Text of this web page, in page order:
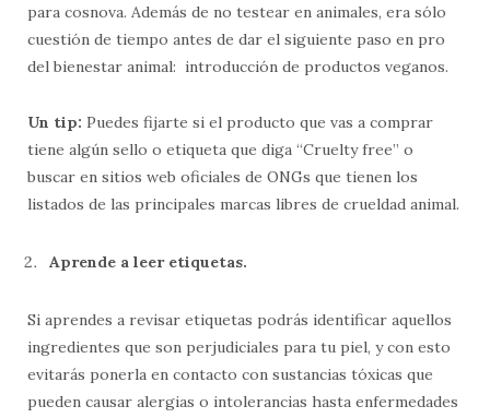
para cosnova. Además de no testear en animales, era sólo
cuestión de tiempo antes de dar el siguiente paso en pro
del bienestar animal: introducción de productos veganos.
Un tip: Puedes fijarte si el producto que vas a comprar
tiene algún sello o etiqueta que diga “Cruelty free” o
buscar en sitios web oficiales de ONGs que tienen los
listados de las principales marcas libres de crueldad animal.
Aprende a leer etiquetas.
Si aprendes a revisar etiquetas podrás identificar aquellos
ingredientes que son perjudiciales para tu piel, y con esto
evitarás ponerla en contacto con sustancias tóxicas que
pueden causar alergias o intolerancias hasta enfermedades